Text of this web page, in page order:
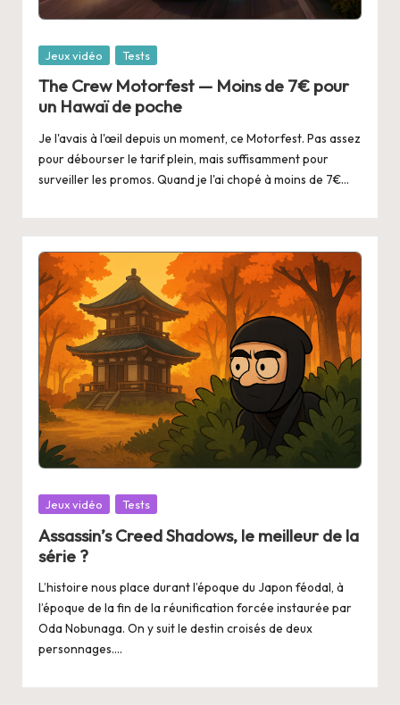
Posted
Jeux vidéo Tests
The Crew Motorfest — Moins de 7€ pour
un Hawaï de poche
Je l'avais à l'œil depuis un moment, ce Motorfest. Pas assez
pour débourser le tarif plein, mais suffisamment pour
surveiller les promos. Quand je l'ai chopé à moins de 7€…
Posted
Jeux vidéo Tests
Assassin’s Creed Shadows, le meilleur de la
série ?
L’histoire nous place durant l’époque du Japon féodal, à
l’époque de la fin de la réunification forcée instaurée par
Oda Nobunaga. On y suit le destin croisés de deux
personnages.…